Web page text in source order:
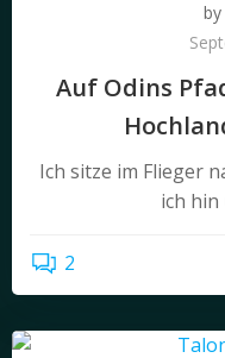
by
Auf Odins
Ich sitze im Flieger
ich
2